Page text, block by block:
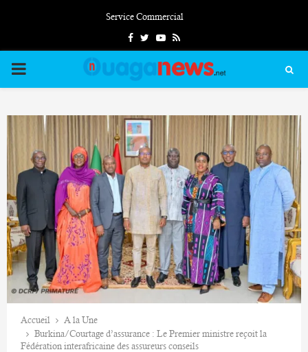
Service Commercial
FacebookTwitterYoutube
Rss
PRIMARY
Accueil
A la Une
Burkina/Courtage d’assurance : Le Premier ministre reçoit la
Fédération interafricaine des assureurs conseils